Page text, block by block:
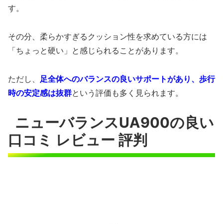
す。
その分、柔らかすぎるクッション性を求めている方には
「ちょっと硬い」と感じられることがあります。
ただし、 足全体へのバランスの良いサポートがあり、歩行
時の安定感は抜群という評価も多く見られます。
C
h
a
ニューバランスUA900の良い
口コミ レビュー 評判